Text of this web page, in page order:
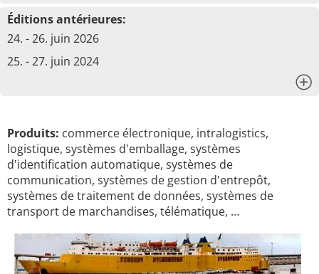
Éditions antérieures:
24. - 26. juin 2026
25. - 27. juin 2024
Produits: commerce électronique, intralogistics,
logistique, systèmes d'emballage, systèmes
d'identification automatique, systèmes de
communication, systèmes de gestion d'entrepôt,
systèmes de traitement de données, systèmes de
transport de marchandises, télématique, …